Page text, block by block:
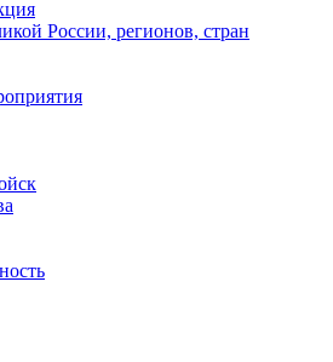
России, регионов, стран